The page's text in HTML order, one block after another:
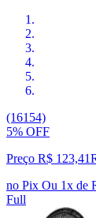
(16154)
5% OFF
Preço R$ 123,41
no Pix Ou 1x de
Full